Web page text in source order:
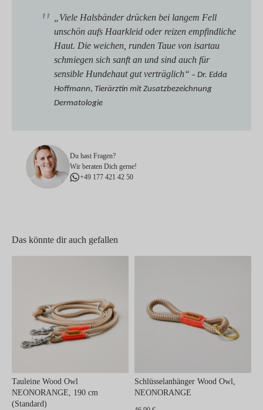
„Viele Halsbänder drücken bei langem Fell
unschön aufs Haarkleid oder reizen empfindliche
Haut. Die weichen, runden Taue von isartau
schmiegen sich sanft an und sind auch für
sensible Hundehaut gut verträglich“ - Dr. Edda
Hoffmann, Tierärztin mit Zusatzbezeichnung
Dermatologie
Du hast Fragen?
Wir beraten Dich gerne!
+49 177 421 42 50
Das könnte dir auch gefallen
Tauleine Wood Owl
NEONORANGE, 190 cm
(Standard)
Schlüsselanhänger Wood Owl,
NEONORANGE